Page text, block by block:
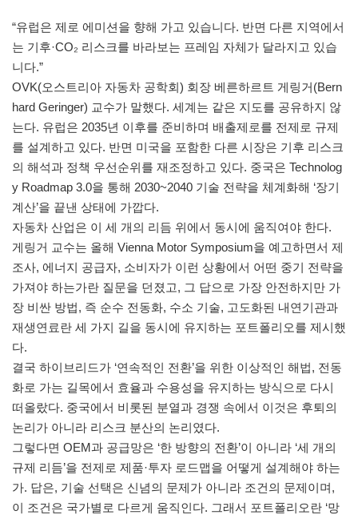
“유럽은 제로 에미션을 향해 가고 있습니다. 반면 다른 지역에서
는 기후·CO₂ 리스크를 바라보는 프레임 자체가 달라지고 있습
니다.”
OVK(오스트리아 자동차 공학회) 회장 베른하르트 게링거(Bern
hard Geringer) 교수가 말했다. 세계는 같은 지도를 공유하지 않
는다. 유럽은 2035년 이후를 준비하며 배출제로를 전제로 규제
를 설계하고 있다. 반면 미국을 포함한 다른 시장은 기후 리스크
의 해석과 정책 우선순위를 재조정하고 있다. 중국은 Technolog
y Roadmap 3.0을 통해 2030~2040 기술 전략을 체계화해 ‘장기
계산’을 끝낸 상태에 가깝다.
자동차 산업은 이 세 개의 리듬 위에서 동시에 움직여야 한다.
게링거 교수는 올해 Vienna Motor Symposium을 예고하면서 제
조사, 에너지 공급자, 소비자가 이런 상황에서 어떤 중기 전략을
가져야 하는가란 질문을 던졌고, 그 답으로 가장 안전하지만 가
장 비싼 방법, 즉 순수 전동화, 수소 기술, 고도화된 내연기관과
재생연료란 세 가지 길을 동시에 유지하는 포트폴리오를 제시했
다.
결국 하이브리드가 ‘연속적인 전환’을 위한 이상적인 해법, 전동
화로 가는 길목에서 효율과 수용성을 유지하는 방식으로 다시
떠올랐다. 중국에서 비롯된 분열과 경쟁 속에서 이것은 후퇴의
논리가 아니라 리스크 분산의 논리였다.
그렇다면 OEM과 공급망은 ‘한 방향의 전환’이 아니라 ‘세 개의
규제 리듬’을 전제로 제품·투자 로드맵을 어떻게 설계해야 하는
가. 답은, 기술 선택은 신념의 문제가 아니라 조건의 문제이며,
이 조건은 국가별로 다르게 움직인다. 그래서 포트폴리오란 ‘망